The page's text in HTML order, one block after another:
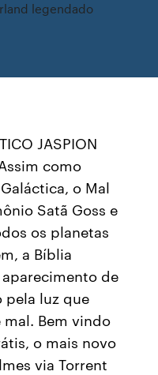
legendado
JASPION
como
o Mal
Satã Goss e
os planetas
a Bíblia
de
pela luz que
Bem vindo
o mais novo
via Torrent